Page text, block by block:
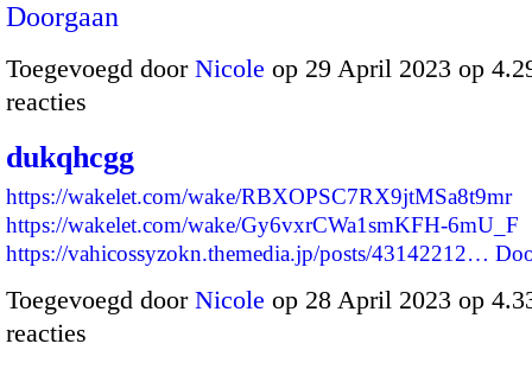
Doorgaan
Toegevoegd door Nicole op 29 April 2023 op
reacties
dukqhcgg
https://wakelet.com/wake/RBXOPSC7RX9jtMSa8t9mr
https://wakelet.com/wake/Gy6vxrCWa1smKFH-6mU_F
https://vahicossyzokn.themedia.jp/posts/43142212…
Toegevoegd door Nicole op 28 April 2023 op
reacties